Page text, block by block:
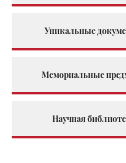
Уникальные
Мемориальные
Научная